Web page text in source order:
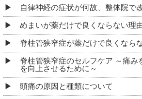
自律神経の症状が何故、整体院で
めまいが薬だけで良くならない理
脊柱管狭窄症が薬だけで良くなら
脊柱管狭窄症のセルフケア ～痛み
を向上させるために～
頭痛の原因と種類について